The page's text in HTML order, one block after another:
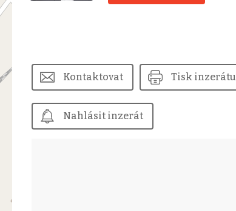
Kontaktovat Tisk inzerátu
Nahlásit inzerát